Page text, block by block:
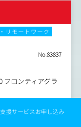
援サービスお申し込み
はありません。
ウハウをしっかり
一連の業務をま
リモートワーク
No.83837
フロンティアグラ